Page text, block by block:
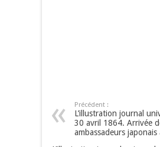
Précédent :
L’illustration journal
30 avril 1864. Arrivée
ambassadeurs japonais